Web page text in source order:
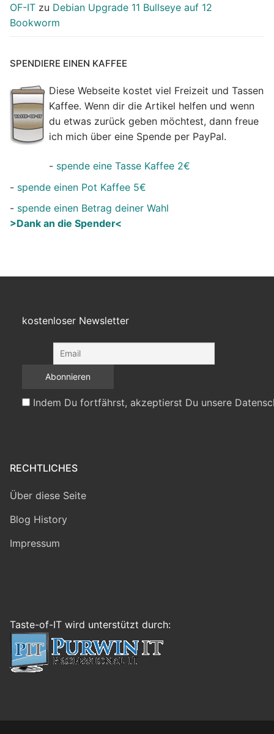
OF-IT zu Debian Upgrade 11 Bullseye auf 12
Bookworm
SPENDIERE EINEN KAFFEE
Diese Webseite kostet viel Freizeit und Tassen
Kaffee. Wenn dir die Artikel helfen und wenn
du etwas zurück geben möchtest, dann freue
ich mich über eine Spende per PayPal.
- spende eine Tasse Kaffee 2€
- spende einen Pot Kaffee 5€
- spende einen Betrag deiner Wahl
>Dank an die Spender<
kostenloser Newsletter
Indem Du fortfährst, akzeptierst Du unsere
RECHTLICHES
Über diese Seite
Blog History
Impressum
Taste-of-IT wird unterstützt durch: